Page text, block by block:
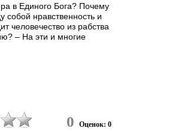
в Единого Бога? Почему
нравственность и
человечество из рабства
– На эти и многие
0 Оценок: 0